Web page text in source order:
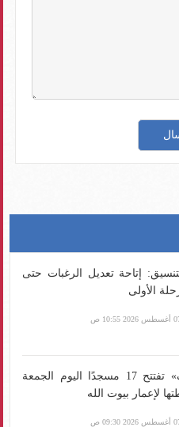
إتاحة تعديل الرغبات حتى
الأولى
«الأوقاف» تفتتح 17 مسجدًا اليوم الجمعة
لإعمار بيوت الله